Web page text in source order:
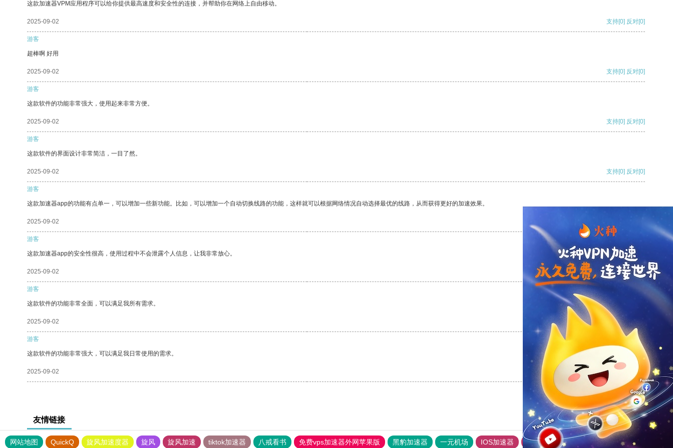
这款加速器VPM应用程序可以给你提供最高速度和安全性的连接，并帮助你在网络上自由移动。
2025-09-02 支持[0] 反对[0]
游客
超棒啊 好用
2025-09-02 支持[0] 反对[0]
游客
这款软件的功能非常强大，使用起来非常方便。
2025-09-02 支持[0] 反对[0]
游客
这款软件的界面设计非常简洁，一目了然。
2025-09-02 支持[0] 反对[0]
游客
这款加速器app的功能有点单一，可以增加一些新功能。比如，可以增加一个自动切换线路的功能，这样就可以根据网络情况自动选择最优的线路，从而获得更好的加速效果。
2025-09-02
游客
这款加速器app的安全性很高，使用过程中不会泄露个人信息，让我非常放心。
2025-09-02 支持 [0] 反对[0]
游客
这款软件的功能非常全面，可以满足我所有需求。
2025-09-02 支持[0] 反对
游客
这款软件的功能非常强大，可以满足我日常使用的需求。
2025-09-02 支持[0] 反对[0]
友情链接
网站地图 QuickQ 旋风加速度器 旋风 旋风加速 tiktok加速器 八戒看书 免费vps加速器外网苹果版 黑豹加速器 一元机场 IOS加速器 旋风加速度器 快连vp